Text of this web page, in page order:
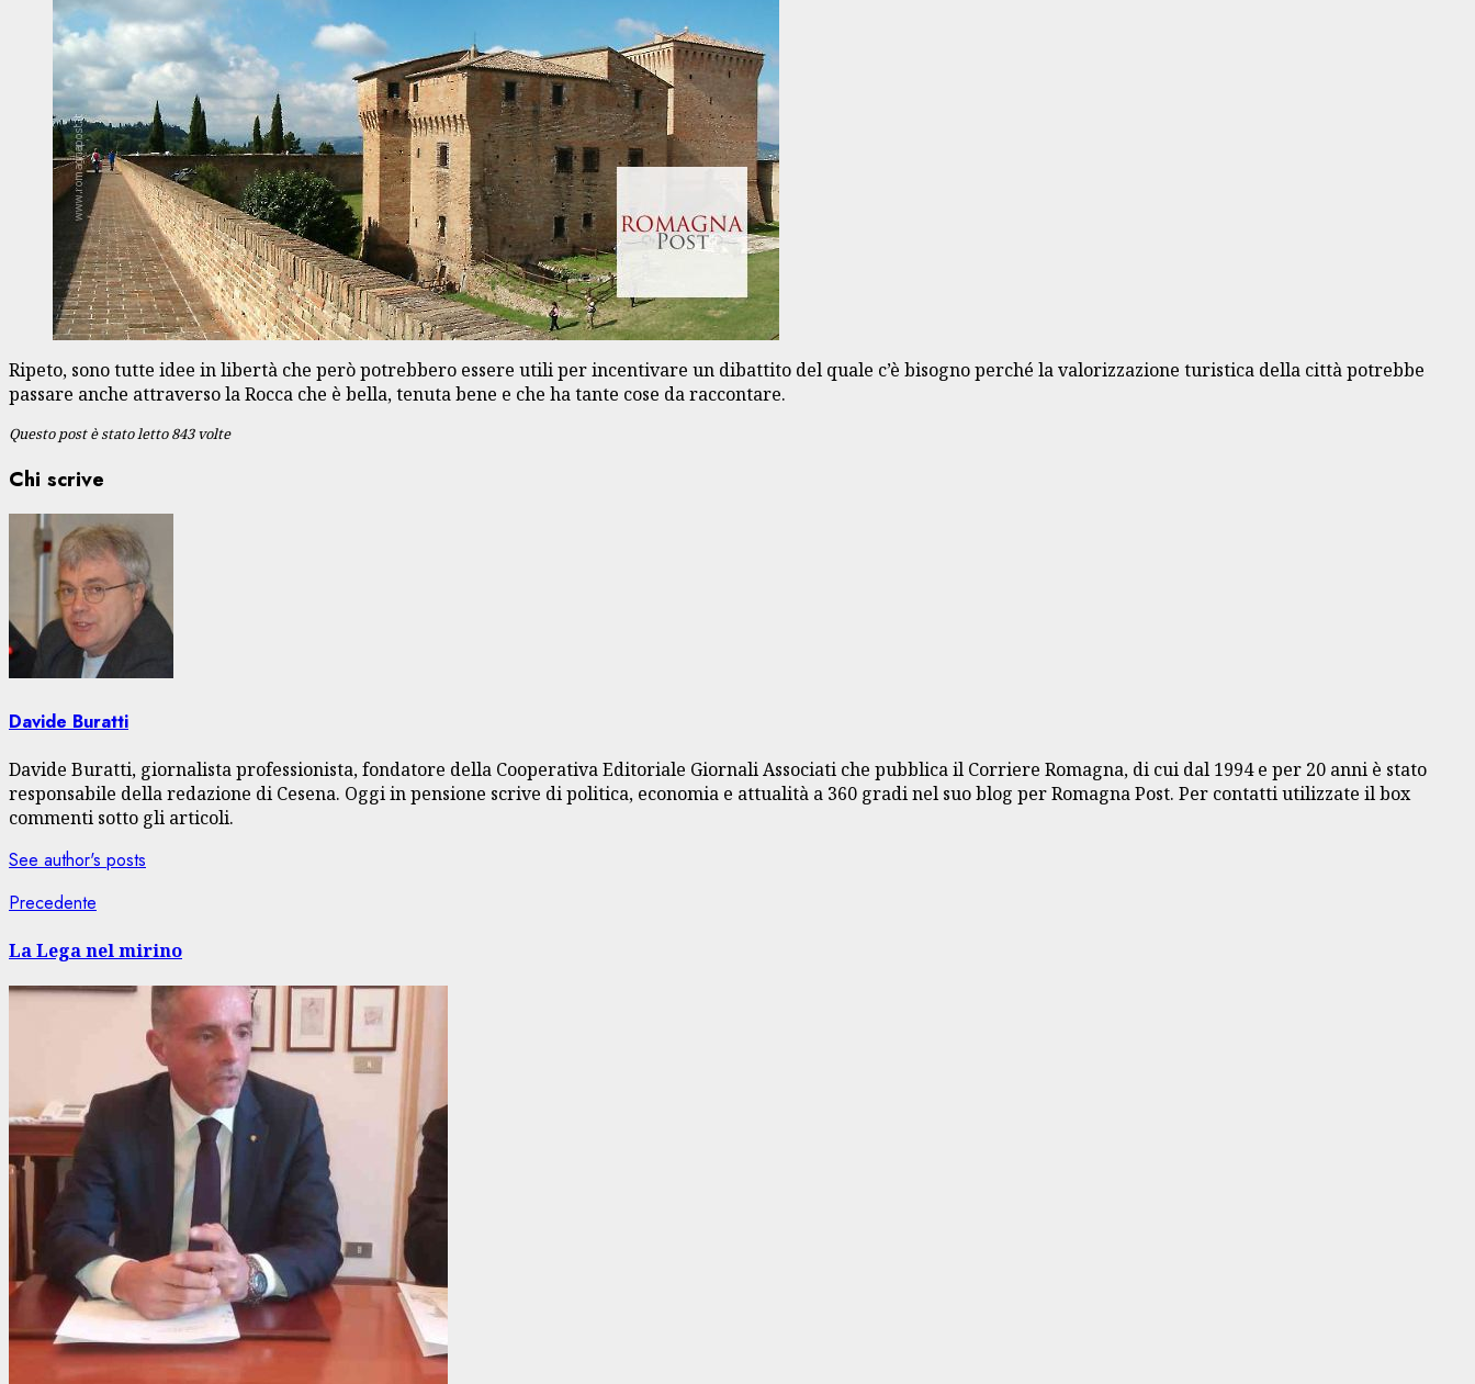
Ripeto, sono tutte idee in libertà che però potrebbero essere utili per incentivare un dibattito del quale c’è bisogno perché la valorizzazione turistica della città potrebbe
passare anche attraverso la Rocca che è bella, tenuta bene e che ha tante cose da raccontare.
Questo post è stato letto 843 volte
Chi scrive
Davide Buratti
Davide Buratti, giornalista professionista, fondatore della Cooperativa Editoriale Giornali Associati che pubblica il Corriere Romagna, di cui dal 1994 e per 20 anni è stato
responsabile della redazione di Cesena. Oggi in pensione scrive di politica, economia e attualità a 360 gradi nel suo blog per Romagna Post. Per contatti utilizzate il box
commenti sotto gli articoli.
See author's posts
Navigazione
articolo
Precedente
La Lega nel mirino